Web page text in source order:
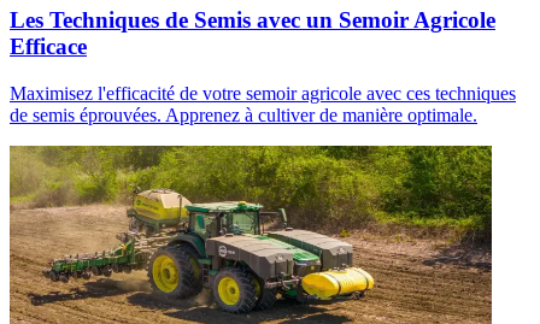
Les Techniques de Semis avec un Semoir Agricole
Efficace
Maximisez l'efficacité de votre semoir agricole avec ces techniques
de semis éprouvées. Apprenez à cultiver de manière optimale.